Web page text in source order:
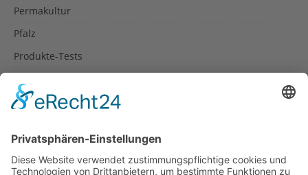
Permakultur
Pfalz
Produkte-Tests
Rezepte
Spanien
Südtirol